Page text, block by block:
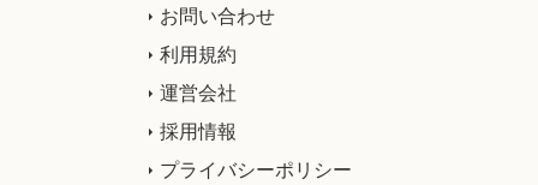
お問い合わせ
利用規約
運営会社
採用情報
プライバシーポリシー